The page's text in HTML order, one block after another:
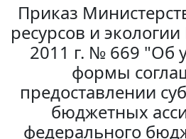
Приказ
ресурсов и экологии
2011 г. № 669 "Об
формы
предоставлении
бюджетных
федерального